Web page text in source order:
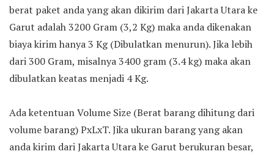
berat paket anda yang akan dikirim dari Jakarta Utara ke
Garut adalah 3200 Gram (3,2 Kg) maka anda dikenakan
biaya kirim hanya 3 Kg (Dibulatkan menurun). Jika lebih
dari 300 Gram, misalnya 3400 gram (3.4 kg) maka akan
dibulatkan keatas menjadi 4 Kg.
Ada ketentuan Volume Size (Berat barang dihitung dari
volume barang) PxLxT. Jika ukuran barang yang akan
anda kirim dari Jakarta Utara ke Garut berukuran besar,